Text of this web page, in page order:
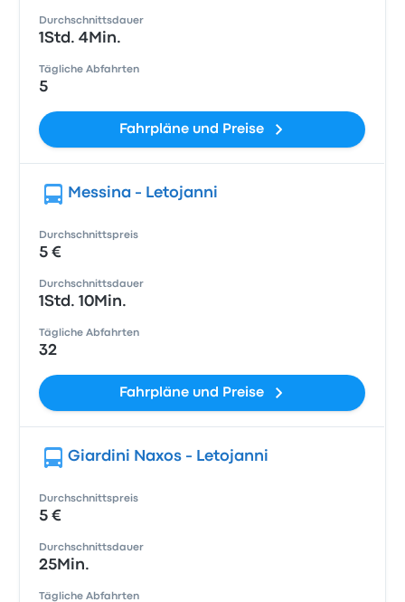
Durchschnittsdauer
1Std. 4Min.
Tägliche Abfahrten
5
Fahrpläne und Preise
Messina - Letojanni
Durchschnittspreis
5 €
Durchschnittsdauer
1Std. 10Min.
Tägliche Abfahrten
32
Fahrpläne und Preise
Giardini Naxos - Letojanni
Durchschnittspreis
5 €
Durchschnittsdauer
25Min.
Tägliche Abfahrten